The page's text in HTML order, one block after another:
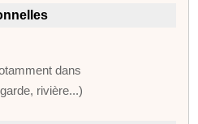
dans
rivière...)